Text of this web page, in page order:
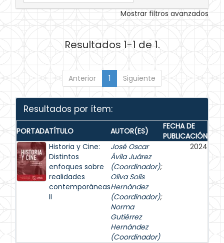
Mostrar filtros avanzados
Resultados 1-1 de 1.
Anterior 1 Siguiente
Resultados por ítem:
PORTADATÍTULO AUTOR(ES)
FECHA DE
PUBLICACIÓN
Historia y Cine:
Distintos
enfoques sobre
realidades
contemporáneas
II
José Oscar
Ávila Juárez
(Coordinador);
Oliva Solís
Hernández
(Coordinador);
Norma
Gutiérrez
Hernández
(Coordinador)
2024